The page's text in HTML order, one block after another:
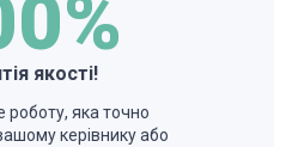
якості!
роботу, яка точно
керівнику або